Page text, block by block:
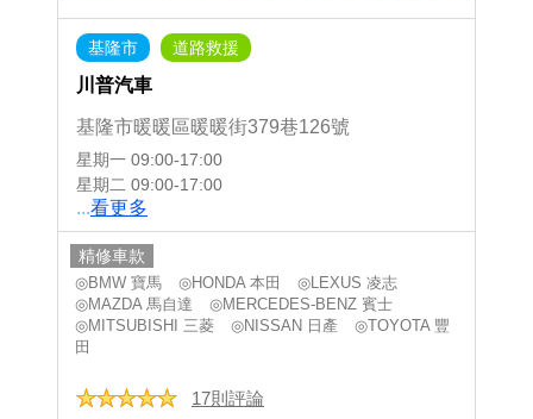
基隆市 道路救援
川普汽車
基隆市暖暖區暖暖街379巷126號
星期一 09:00-17:00
星期二 09:00-17:00
...看更多
精修車款
◎BMW 寶馬 ◎HONDA 本田
◎LEXUS 凌志
◎MAZDA 馬自達
◎MERCEDES-BENZ 賓士
◎MITSUBISHI 三菱
◎NISSAN 日產
◎TOYOTA 豐
田
17則評論